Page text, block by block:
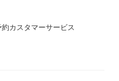
約カスタマーサービス